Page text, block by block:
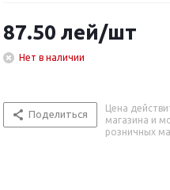
87.50 лей/шт
Нет в наличии
Поделиться
Цена
магазина и
розничных